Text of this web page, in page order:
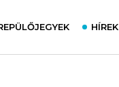
HÍREK